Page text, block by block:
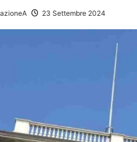
23 Settembre 2024